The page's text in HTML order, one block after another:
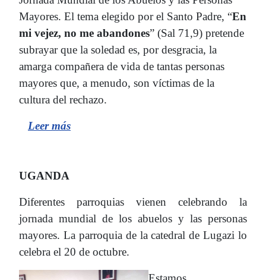
Mayores. El tema elegido por el Santo Padre, “En
mi vejez, no me abandones” (Sal 71,9) pretende
subrayar que la soledad es, por desgracia, la
amarga compañera de vida de tantas personas
mayores que, a menudo, son víctimas de la
cultura del rechazo.
Leermás
UGANDA
Diferentes parroquias vienen celebrando la
jornada mundial de los abuelos y las personas
mayores. La parroquia de la catedral de Lugazi lo
celebra el 20 de octubre.